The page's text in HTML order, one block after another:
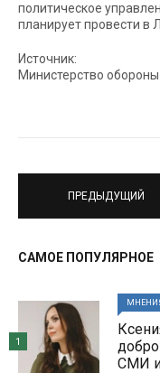
политическое
планирует провести в
Источник:
Министерство
ПРЕДЫДУЩИЙ
САМОЕ ПОПУЛЯРНОЕ
СМИ и
1